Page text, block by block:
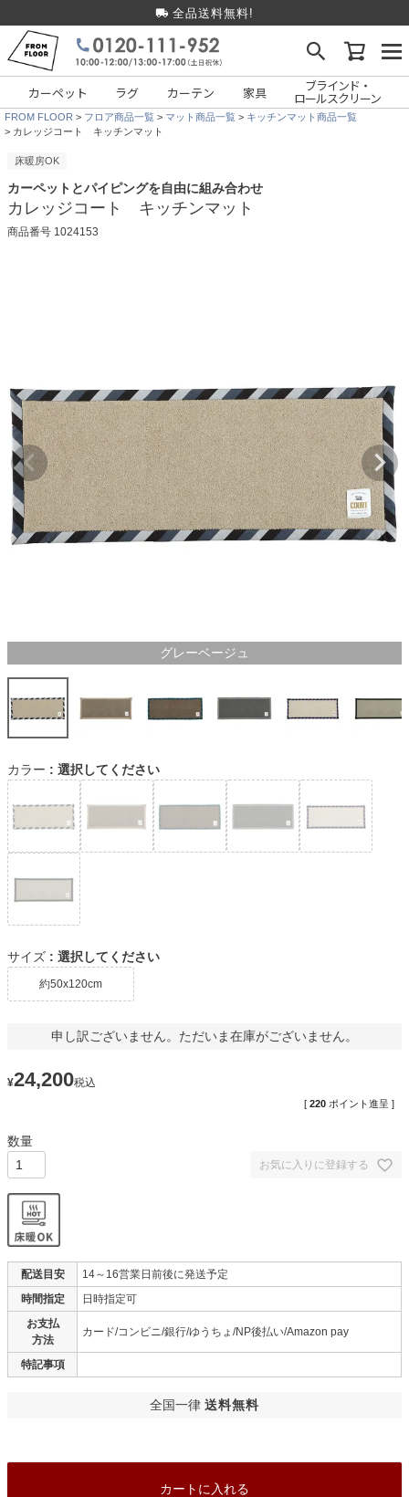
全品送料無料!
カーペット ラグ カーテン 家具 ブラインド・
ロールスクリーン
FROM FLOOR フロア商品一覧 マット商品一覧
キッチンマット商品一覧
カレッジコート キッチンマット
床暖房OK
カーペットとパイピングを自由に組み合わせ
カレッジコート キッチンマット
商品番号 1024153
グレーベージュ
¥24,200税込
[ 220 ポイント進呈 ]
カラー 選択してください
サイズ 選択してください
約50x120cm
お気に入りに登録する
カートに入れる
申し訳ございません。ただいま在庫がございません。
配送目安
14～16営業日前後に発送予定
時間指定
日時指定可
お支払
方法
カード/コンビニ/銀行/ゆうちょ/NP後払い/Amazon pay
特記事項
全国一律 送料無料